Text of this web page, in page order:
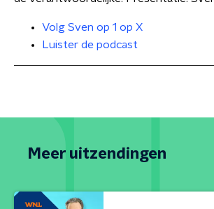
Volg Sven op 1 op X
Luister de podcast
Meer uitzendingen